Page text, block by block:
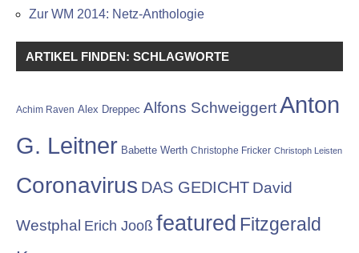
Zur WM 2014: Netz-Anthologie
ARTIKEL FINDEN: SCHLAGWORTE
Achim Raven Alex Dreppec Alfons SchweiggertAnton
G. Leitner Babette Werth Christophe Fricker Christoph Leisten
Coronavirus DAS GEDICHT David
Westphal Erich Jooß featured Fitzgerald